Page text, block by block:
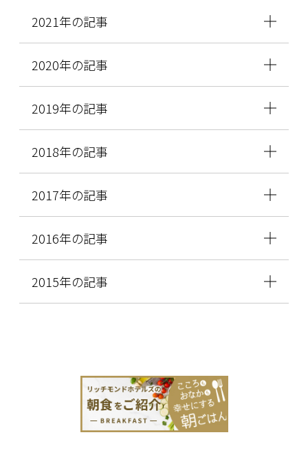
2021年の記事
2020年の記事
2019年の記事
2018年の記事
2017年の記事
2016年の記事
2015年の記事